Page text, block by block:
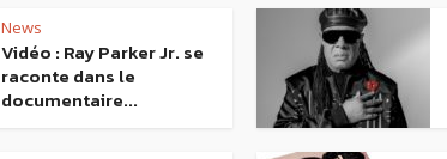
News
Vidéo : Ray Parker Jr. se
raconte dans le
documentaire...